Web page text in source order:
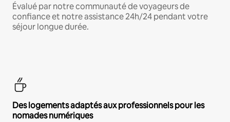
Évalué par notre communauté de voyageurs de
confiance et notre assistance 24h/24 pendant votre
séjour longue durée.
Des logements adaptés aux professionnels pour les
nomades numériques